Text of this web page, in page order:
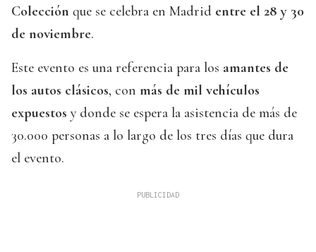
Colección que se celebra en Madrid entre el 28 y 30
de noviembre.
Este evento es una referencia para los amantes de
los autos clásicos, con más de mil vehículos
expuestos y donde se espera la asistencia de más de
30.000 personas a lo largo de los tres días que dura
el evento.